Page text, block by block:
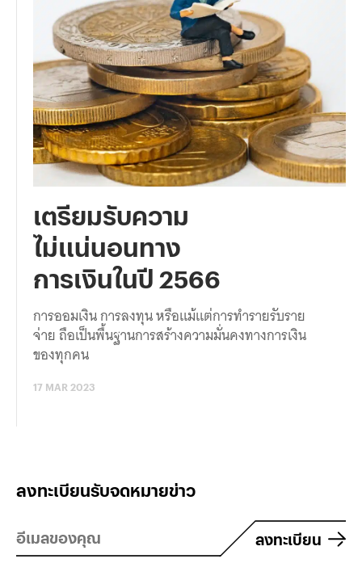
เตรียมรับความ
ไม่แน่นอนทาง
การเงินในปี 2566
การออมเงิน การลงทุน หรือแม้แต่การทำรายรับราย
จ่าย ถือเป็นพื้นฐานการสร้างความมั่นคงทางการเงิน
ของทุกคน
17 MAR 2023
ลงทะเบียนรับจดหมายข่าว
ลงทะเบียน